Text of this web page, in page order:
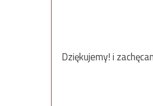
Dziękujemy! i